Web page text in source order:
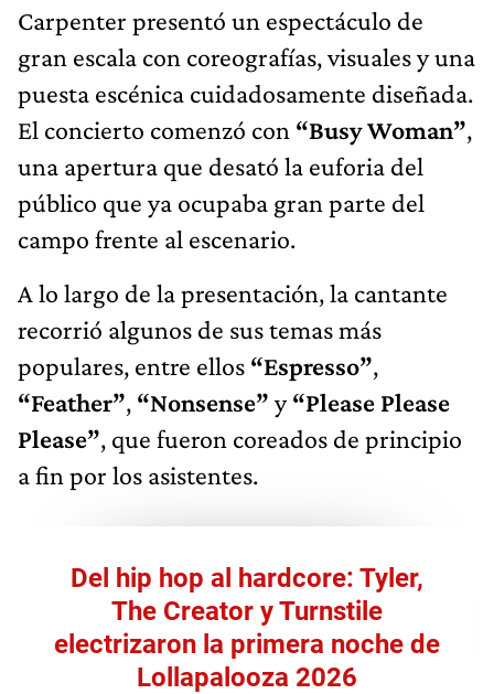
Carpenter presentó un espectáculo de
gran escala con coreografías, visuales y una
puesta escénica cuidadosamente diseñada.
El concierto comenzó con “Busy Woman”,
una apertura que desató la euforia del
público que ya ocupaba gran parte del
campo frente al escenario.
A lo largo de la presentación, la cantante
recorrió algunos de sus temas más
populares, entre ellos “Espresso”,
“Feather”, “Nonsense” y“Please Please
Please”, que fueron coreados de principio
a fin por los asistentes.
Del hip hop al hardcore: Tyler,
The Creator y Turnstile
electrizaron la primera noche de
Lollapalooza 2026